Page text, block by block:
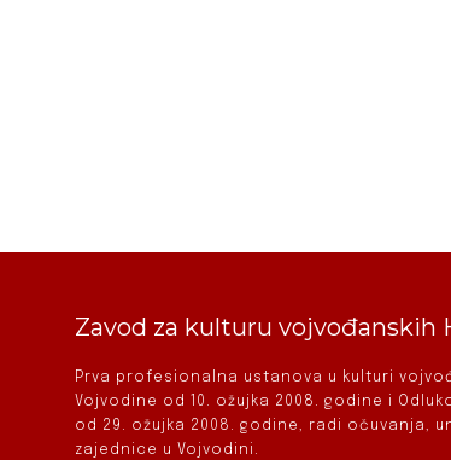
Zavod za kulturu vojvođanskih
Prva profesionalna ustanova u kulturi
Vojvodine od 10. ožujka 2008. godine i
od 29. ožujka 2008. godine, radi očuvanja,
zajednice u Vojvodini.